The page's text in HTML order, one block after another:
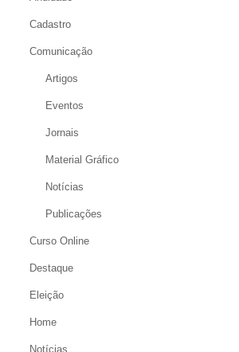
Cadastro
Comunicação
Artigos
Eventos
Jornais
Material Gráfico
Notícias
Publicações
Curso Online
Destaque
Eleição
Home
Notícias